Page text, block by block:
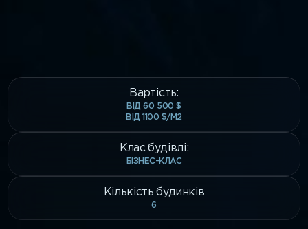
Вартість:
ВІД 60 500 $
ВІД 1100 $/М2
Клас будівлі:
БІЗНЕС-КЛАС
Кількість будинків
6